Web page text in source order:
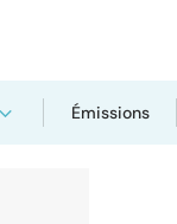
Émissions